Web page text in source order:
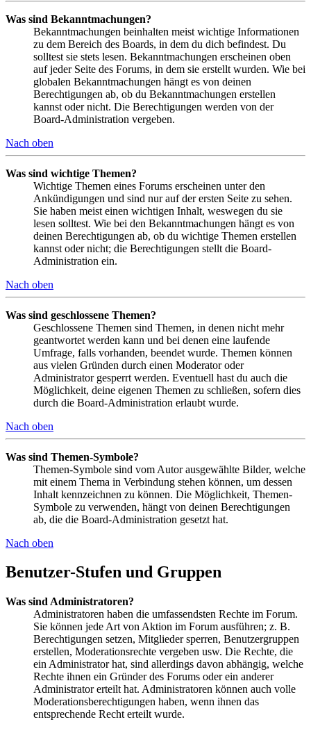
Was sind Bekanntmachungen?
Bekanntmachungen beinhalten meist wichtige Informationen
zu dem Bereich des Boards, in dem du dich befindest. Du
solltest sie stets lesen. Bekanntmachungen erscheinen oben
auf jeder Seite des Forums, in dem sie erstellt wurden. Wie bei
globalen Bekanntmachungen hängt es von deinen
Berechtigungen ab, ob du Bekanntmachungen erstellen
kannst oder nicht. Die Berechtigungen werden von der
Board-Administration vergeben.
Nach oben
Was sind wichtige Themen?
Wichtige Themen eines Forums erscheinen unter den
Ankündigungen und sind nur auf der ersten Seite zu sehen.
Sie haben meist einen wichtigen Inhalt, weswegen du sie
lesen solltest. Wie bei den Bekanntmachungen hängt es von
deinen Berechtigungen ab, ob du wichtige Themen erstellen
kannst oder nicht; die Berechtigungen stellt die Board-
Administration ein.
Nach oben
Was sind geschlossene Themen?
Geschlossene Themen sind Themen, in denen nicht mehr
geantwortet werden kann und bei denen eine laufende
Umfrage, falls vorhanden, beendet wurde. Themen können
aus vielen Gründen durch einen Moderator oder
Administrator gesperrt werden. Eventuell hast du auch die
Möglichkeit, deine eigenen Themen zu schließen, sofern dies
durch die Board-Administration erlaubt wurde.
Nach oben
Was sind Themen-Symbole?
Themen-Symbole sind vom Autor ausgewählte Bilder, welche
mit einem Thema in Verbindung stehen können, um dessen
Inhalt kennzeichnen zu können. Die Möglichkeit, Themen-
Symbole zu verwenden, hängt von deinen Berechtigungen
ab, die die Board-Administration gesetzt hat.
Nach oben
Benutzer-Stufen und Gruppen
Was sind Administratoren?
Administratoren haben die umfassendsten Rechte im Forum.
Sie können jede Art von Aktion im Forum ausführen; z. B.
Berechtigungen setzen, Mitglieder sperren, Benutzergruppen
erstellen, Moderationsrechte vergeben usw. Die Rechte, die
ein Administrator hat, sind allerdings davon abhängig, welche
Rechte ihnen ein Gründer des Forums oder ein anderer
Administrator erteilt hat. Administratoren können auch volle
Moderationsberechtigungen haben, wenn ihnen das
entsprechende Recht erteilt wurde.